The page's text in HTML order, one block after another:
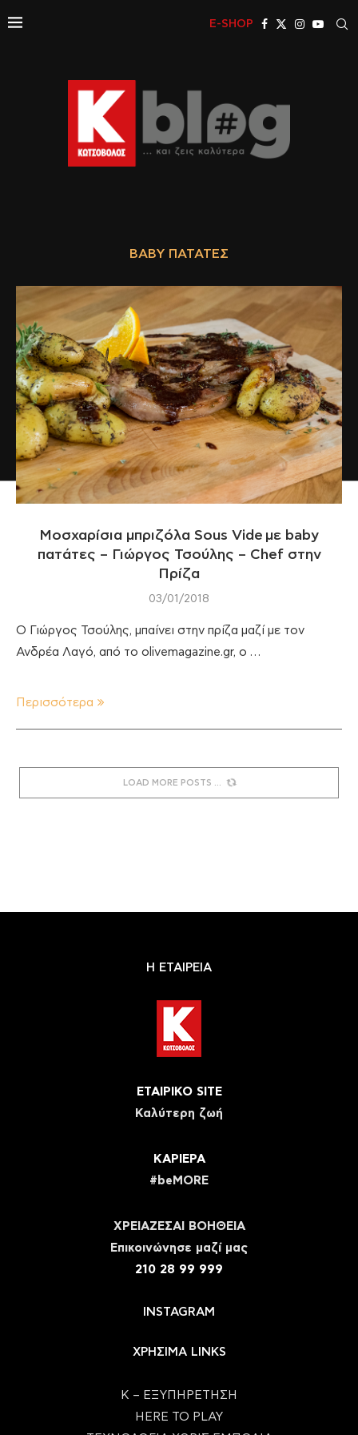
E-SHOP
BABY ΠΑΤΆΤΕΣ
Μοσχαρίσια μπριζόλα Sous Vide με baby
πατάτες – Γιώργος Τσούλης – Chef στην
Πρίζα
03/01/2018
O Γιώργος Τσούλης, μπαίνει στην πρίζα μαζί με τον
Ανδρέα Λαγό, από το olivemagazine.gr, ο …
Περισσότερα
LOAD MORE POSTS
Η ΕΤΑΙΡΕΙΑ
ΕΤΑΙΡΙΚΟ SITE
Καλύτερη ζωή
ΚΑΡΙΕΡΑ
#beMORE
ΧΡΕΙΑΖΕΣΑΙ ΒΟΗΘΕΙΑ
Eπικοινώνησε μαζί μας
210 28 99 999
INSTAGRAM
ΧΡΗΣΙΜΑ LINKS
Κ – ΕΞΥΠΗΡΕΤΗΣΗ
HERE TO PLAY